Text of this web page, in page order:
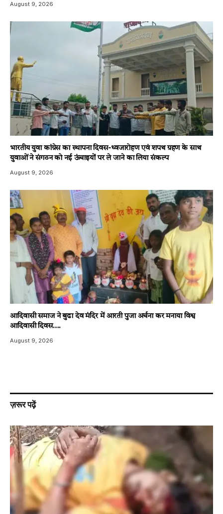
August 9, 2026
भारतीय युवा कांग्रेस का स्थापना दिवस-ध्वजारोहण एवं शपथ ग्रहण के साथ
युवाओं ने संगठन को नई ऊंचाइयों पर ले जाने का लिया संकल्प
August 9, 2026
आदिवासी समाज ने बुढा देव मंदिर में आरती पुजा अर्चना कर मनाया विश्व
आदिवासी दिवस….
August 9, 2026
ज़रूर पढ़ें